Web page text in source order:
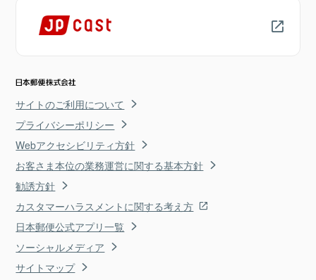
サイトのご利用について
プライバシーポリシー
Webアクセシビリティ方針
お客さま本位の業務運営に関する基本方針
勧誘方針
カスタマーハラスメントに関する考え方
日本郵便公式アプリ一覧
ソーシャルメディア
サイトマップ